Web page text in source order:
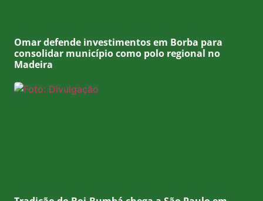
Omar defende investimentos em Borba para
consolidar município como polo regional no
Madeira